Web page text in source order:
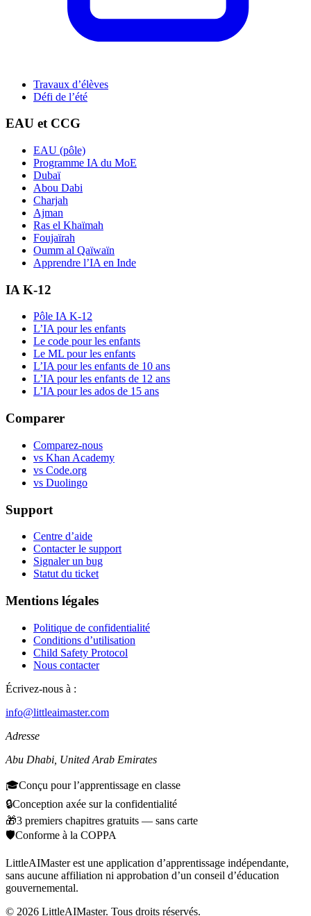
Travaux d’élèves
Défi de l’été
EAU et CCG
EAU (pôle)
Programme IA du MoE
Dubaï
Abou Dabi
Charjah
Ajman
Ras el Khaïmah
Foujaïrah
Oumm al Qaïwaïn
Apprendre l’IA en Inde
IA K-12
Pôle IA K-12
L’IA pour les enfants
Le code pour les enfants
Le ML pour les enfants
L’IA pour les enfants de 10 ans
L’IA pour les enfants de 12 ans
L’IA pour les ados de 15 ans
Comparer
Comparez-nous
vs Khan Academy
vs Code.org
vs Duolingo
Support
Centre d’aide
Contacter le support
Signaler un bug
Statut du ticket
Mentions légales
Politique de confidentialité
Conditions d’utilisation
Child Safety Protocol
Nous contacter
Écrivez-nous à :
info@littleaimaster.com
Adresse
Abu Dhabi United Arab Emirates
🎓Conçu pour l’apprentissage en classe
🔒Conception axée sur la confidentialité
🎁3 premiers chapitres gratuits — sans carte
🛡️Conforme à la COPPA
LittleAIMaster est une application d’apprentissage indépendante,
sans aucune affiliation ni approbation d’un conseil d’éducation
gouvernemental.
© 2026 LittleAIMaster. Tous droits réservés.